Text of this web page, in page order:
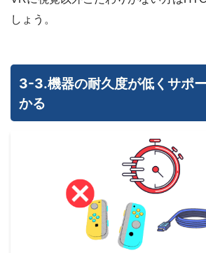
しょう。
3-3.機器の耐久度が低くサポ
かる